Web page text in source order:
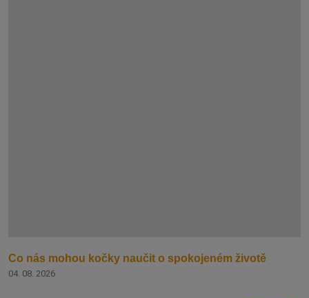
Co nás mohou kočky naučit o spokojeném životě
04. 08. 2026